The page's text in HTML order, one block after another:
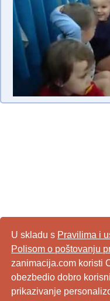
U skladu s Pravilima i
Polisom o poštovanju
zanimacija.com koristi
obezbedio dobro
prikazivanje